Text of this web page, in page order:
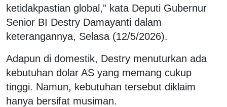
ketidakpastian global,” kata Deputi Gubernur
Senior BI Destry Damayanti dalam
keterangannya, Selasa (12/5/2026).
Adapun di domestik, Destry menuturkan ada
kebutuhan dolar AS yang memang cukup
tinggi. Namun, kebutuhan tersebut diklaim
hanya bersifat musiman.